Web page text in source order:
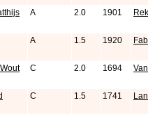
A 2.0 1901
A 1.5 1920
C 2.0 1694
C 1.5 1741